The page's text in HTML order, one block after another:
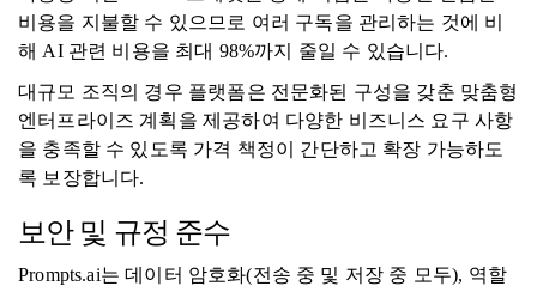
비용을 지불할 수 있으므로 여러 구독을 관리하는 것에 비
해 AI 관련 비용을 최대 98%까지 줄일 수 있습니다.
대규모 조직의 경우 플랫폼은 전문화된 구성을 갖춘 맞춤형
엔터프라이즈 계획을 제공하여 다양한 비즈니스 요구 사항
을 충족할 수 있도록 가격 책정이 간단하고 확장 가능하도
록 보장합니다.
보안 및 규정 준수
Prompts.ai는 데이터 암호화(전송 중 및 저장 중 모두), 역할